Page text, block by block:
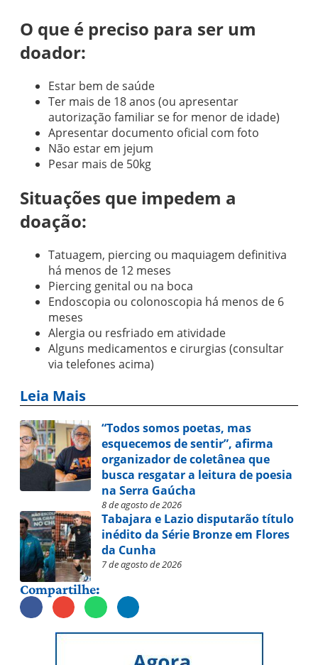
O que é preciso para ser um
doador:
Estar bem de saúde
Ter mais de 18 anos (ou apresentar
autorização familiar se for menor de idade)
Apresentar documento oficial com foto
Não estar em jejum
Pesar mais de 50kg
Situações que impedem a
doação:
Tatuagem, piercing ou maquiagem definitiva
há menos de 12 meses
Piercing genital ou na boca
Endoscopia ou colonoscopia há menos de 6
meses
Alergia ou resfriado em atividade
Alguns medicamentos e cirurgias (consultar
via telefones acima)
Leia Mais
“Todos somos poetas, mas
esquecemos de sentir”, afirma
organizador de coletânea que
busca resgatar a leitura de poesia
na Serra Gaúcha
8 de agosto de 2026
Tabajara e Lazio disputarão título
inédito da Série Bronze em Flores
da Cunha
7 de agosto de 2026
Compartilhe: